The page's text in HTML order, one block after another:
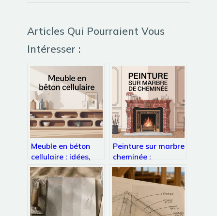
Articles Qui Pourraient Vous
Intéresser :
Meuble en béton
cellulaire : idées,
plans et mode
d’emploi complet
Peinture sur marbre
cheminée :
techniques, erreurs
à éviter et idées
déco